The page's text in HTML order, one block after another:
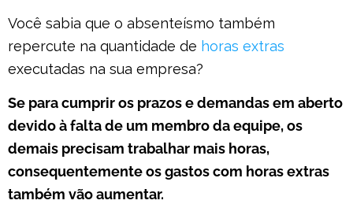
Você sabia que o absenteísmo também
repercute na quantidade de horas extras
executadas na sua empresa?
Se para cumprir os prazos e demandas em aberto
devido à falta de um membro da equipe, os
demais precisam trabalhar mais horas,
consequentemente os gastos com horas extras
também vão aumentar.